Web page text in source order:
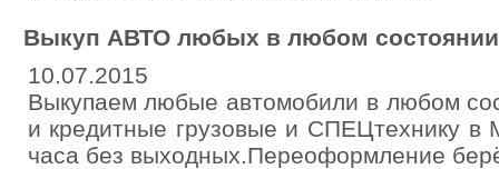
Выкуп АВТО любых в любом состоянии
10.07.2015
Выкупаем любые автомобили в любом
и кредитные грузовые и СПЕЦтехнику
часа без выходных.Переоформление